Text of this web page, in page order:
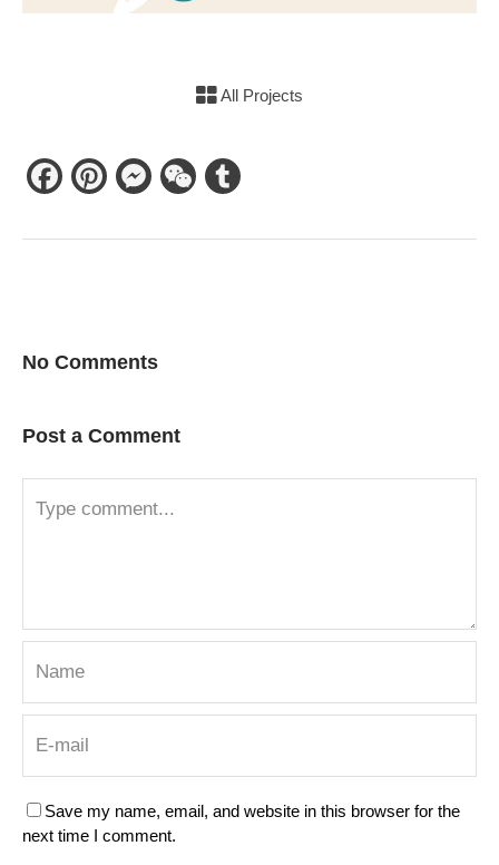
All Projects
Facebook
Pinterest
Messenger
WeChat
No Comments
Post a Comment
Save my name, email, and website in this browser for the
next time I comment.